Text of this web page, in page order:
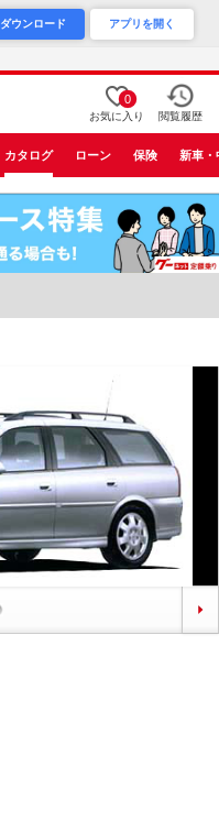
ダウンロード アプリを開く
0
お気に入り 閲覧履歴
カタログ ローン 保険 新車・